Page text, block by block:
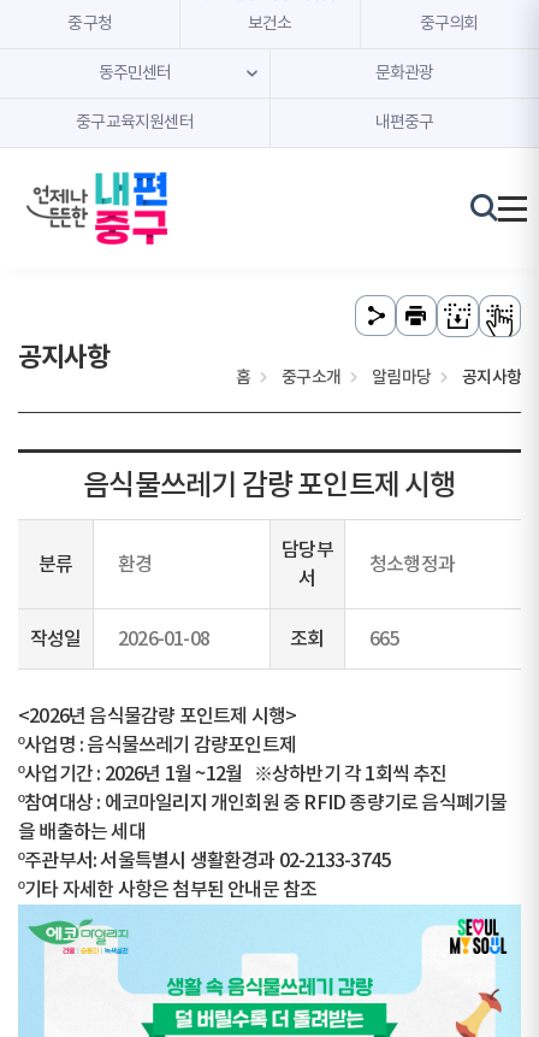
본문 내용 바로가기
주메뉴 바로가기
중구청 보건소 중구의회
동주민센터 문화관광
중구교육지원센터 내편중구
공지사항
홈 중구소개 알림마당 공지사항
음식물쓰레기 감량 포인트제 시행
분류 환경
담당부
서
청소행정과
작성일 2026-01-08 조회 665
<2026년 음식물감량 포인트제 시행>
º사업명 : 음식물쓰레기 감량포인트제
º사업기간 : 2026년 1월 ~12월 ※상하반기 각 1회씩 추진
º참여대상 : 에코마일리지 개인회원 중 RFID 종량기로 음식폐기물
을 배출하는 세대
º주관부서: 서울특별시 생활환경과 02-2133-3745
º기타 자세한 사항은 첨부된 안내문 참조